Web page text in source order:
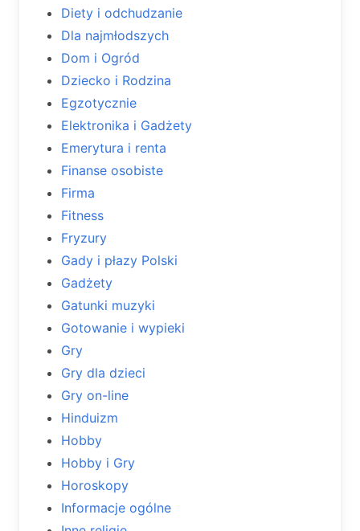
Diety i odchudzanie
Dla najmłodszych
Dom i Ogród
Dziecko i Rodzina
Egzotycznie
Elektronika i Gadżety
Emerytura i renta
Finanse osobiste
Firma
Fitness
Fryzury
Gady i płazy Polski
Gadżety
Gatunki muzyki
Gotowanie i wypieki
Gry
Gry dla dzieci
Gry on-line
Hinduizm
Hobby
Hobby i Gry
Horoskopy
Informacje ogólne